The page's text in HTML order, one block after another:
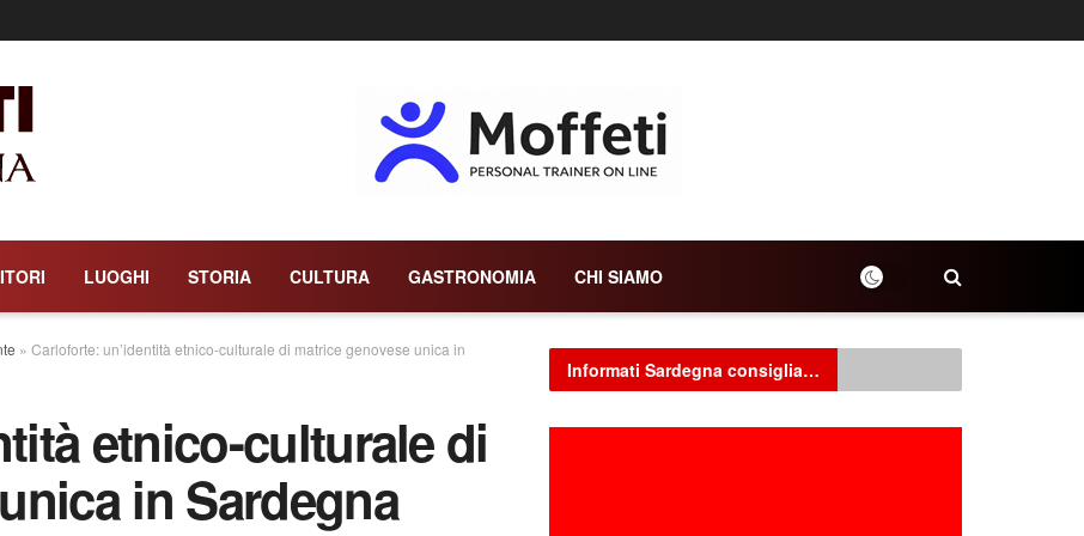
LUOGHI STORIA CULTURA GASTRONOMIA CHI SIAMO
» Carloforte: un’identità etnico-culturale di matrice genovese unica in
etnico-culturale di
in Sardegna
Informati Sardegna consiglia…